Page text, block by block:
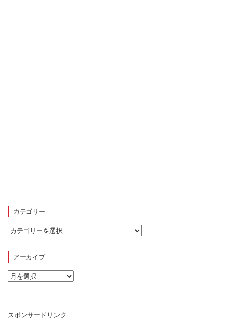
カテゴリー
カ
テ
ー
アーカイブ
ア
ー
スポンサードリンク